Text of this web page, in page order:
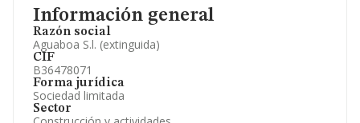
Información general
Razón social
Aguaboa S.l. (extinguida)
CIF
B36478071
Forma jurídica
Sociedad limitada
Sector
Información oficial y registral complementaria.